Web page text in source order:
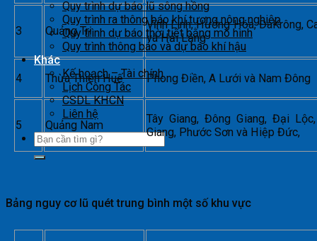
Quy trình dự báo lũ sông hồng
Quy trình ra thông báo khí tượng nông nghiệp
Quy trình dự báo thời tiết bằng mô hình
Quy trình thông báo và dự báo khí hậu
Khác
Kế hoạch – Tài chính
Lịch Công Tác
CSDL KHCN
Liên hệ
3 Quảng Trị
Vĩnh Linh, Hướng Hóa, ĐaKrông,
và Hải Lăng
4 Thừa Thiên Huế Phong Điền, A Lưới và Nam Đông
5 Quảng Nam
Tây Giang, Đông Giang, Đại
Giang, Phước Sơn và Hiệp Đức,
Bảng nguy cơ lũ quét trung bình một số khu vực